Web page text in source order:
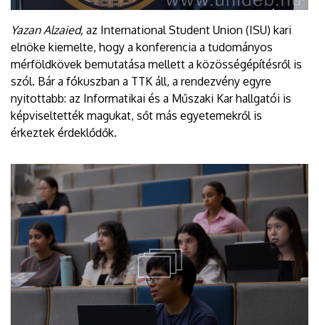
Yazan Alzaied, az International Student Union (ISU) kari
elnöke kiemelte, hogy a konferencia a tudományos
mérföldkövek bemutatása mellett a közösségépítésről is
szól. Bár a fókuszban a TTK áll, a rendezvény egyre
nyitottabb: az Informatikai és a Műszaki Kar hallgatói is
képviseltették magukat, sőt más egyetemekről is
érkeztek érdeklődők.